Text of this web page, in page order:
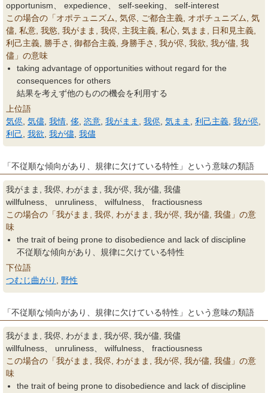
opportunism、 expedience、 self-seeking、 self-interest
この場合の「オポテュニズム, 気侭, ご都合主義, オポチュニズム, 気
儘, 私意, 我慾, 我がまま, 我侭, 主我主義, 私心, 気まま, 日和見主義,
利己主義, 勝手さ, 御都合主義, 身勝手さ, 我が侭, 我欲, 我が儘, 我
儘」の意味
taking advantage of opportunities without regard for the
consequences for others
結果を考えず他のものの機会を利用する
上位語
気侭 気儘 我情 侈 恣意 我がまま 我侭 気まま 利己主義 我が侭
利己 我欲 我が儘 我儘
「不従順な傾向があり、規律に欠けている特性」という意味の類語
我がまま, 我侭, わがまま, 我が侭, 我が儘, 我儘
willfulness、 unruliness、 wilfulness、 fractiousness
この場合の「我がまま, 我侭, わがまま, 我が侭, 我が儘, 我儘」の意
味
the trait of being prone to disobedience and lack of discipline
不従順な傾向があり、規律に欠けている特性
下位語
つむじ曲がり
野性
「不従順な傾向があり、規律に欠けている特性」という意味の類語
我がまま, 我侭, わがまま, 我が侭, 我が儘, 我儘
willfulness、 unruliness、 wilfulness、 fractiousness
この場合の「我がまま, 我侭, わがまま, 我が侭, 我が儘, 我儘」の意
味
the trait of being prone to disobedience and lack of discipline